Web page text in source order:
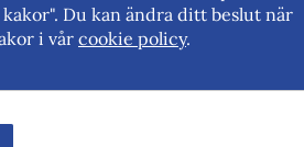
vad skulle den
stärka sina
Du kan ändra ditt beslut när
i vår cookie policy.